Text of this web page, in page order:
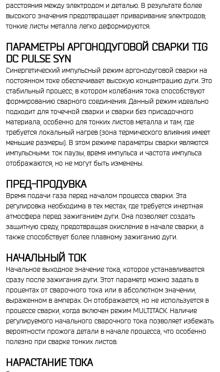
расстояния между электродом и деталью. В результате более
высокого значения предотвращает приваривание электродов;
тонкие листы металла легко деформируются.
ПАРАМЕТРЫ АРГОНОДУГОВОЙ СВАРКИ TIG
DC PULSE SYN
Синергетический импульсный режим аргонодуговой сварки на
постоянном токе обеспечивает высокую концентрацию дуги. Это
стабильный процесс, в котором колебания тока способствуют
формированию сварного соединения. Данный режим идеально
подходит для точечной сварки и сварки без присадочного
материала, особенно для тонких листов металла и там, где
требуется локальный нагрев (зона термического влияния имеет
меньшие размеры). В этом режиме параметры сварки являются
импульсными: ток паузы, время импульса и частота импульса
отображаются, но не могут быть изменены.
ПРЕД-ПРОДУВКА
Время подачи газа перед началом процесса сварки. Эта
регулировка необходима в тех местах, где требуется инертная
атмосфера перед зажиганием дуги. Она позволяет создать
защитную среду, предотвращая окисление в начале сварки, а
также способствует более плавному зажиганию дуги.
НАЧАЛЬНЫЙ ТОК
Начальное выходное значение тока, которое устанавливается
сразу после зажигания дуги. Этот параметр можно задать в
процентах от сварочного тока или в абсолютном значении,
выраженном в амперах. Он отображается, но не используется в
процессе сварки, когда включен режим MULTIТАСК. Наличие
регулируемого начального сварочного тока позволяет избежать
вероятности прожога детали в начале процесса, что особенно
полезно при сварке тонких листов.
НАРАСТАНИЕ ТОКА